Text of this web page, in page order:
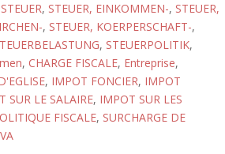
STEUER, STEUER, EINKOMMEN-, STEUER,
, STEUER, KOERPERSCHAFT-,
, STEUERPOLITIK,
, CHARGE FISCALE, Entreprise,
, IMPOT FONCIER, IMPOT
SUR LE SALAIRE, IMPOT SUR LES
FISCALE, SURCHARGE DE